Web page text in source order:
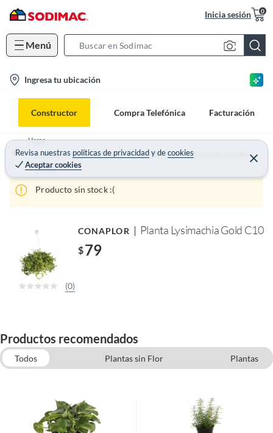
Inicia sesión 0
Menú
c
B
a
n
Ingresa tu ubicación
Constructor Compra Telefónica Facturación
Revisa nuestras políticas de privacidadydecookies
Aceptar cookies
Home
Aire Libre, Jardín y Mascotas - Plantas, Macetas, Fertilizantes y Semillas
Plantas
Producto sin stock :(
CONAPLOR Planta Lysimachia Gold C10
$79
(0)
Productos recomendados
Todos Plantas sin Flor
Plantas